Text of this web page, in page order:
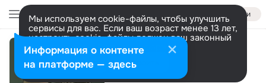
Войти
Мы используем cookie-файлы, чтобы улучшить
сервисы для вас. Если ваш возраст менее 13 лет,
настроить cookie-файлы должен ваш законный
представитель. Больше информации
Разрешить все Настроить
Сингл
Balrog
Информация о контенте
на платформе — здесь